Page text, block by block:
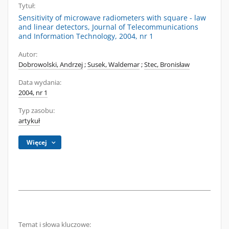
Tytuł:
Sensitivity of microwave radiometers with square - law
and linear detectors, Journal of Telecommunications
and Information Technology, 2004, nr 1
Autor:
Dobrowolski, Andrzej;Susek, Waldemar;Stec, Bronisław
Data wydania:
2004, nr 1
Typ zasobu:
artykuł
Więcej
Temat i słowa kluczowe: